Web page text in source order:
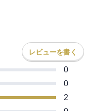
レビューを書く
0
0
2